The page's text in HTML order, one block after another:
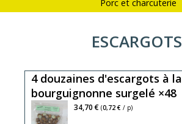
Porc et charcuterie
ESCARGOTS
4 douzaines d'escargots à la
bourguignonne surgelé ×48
34,70 € (0,72 € / p)